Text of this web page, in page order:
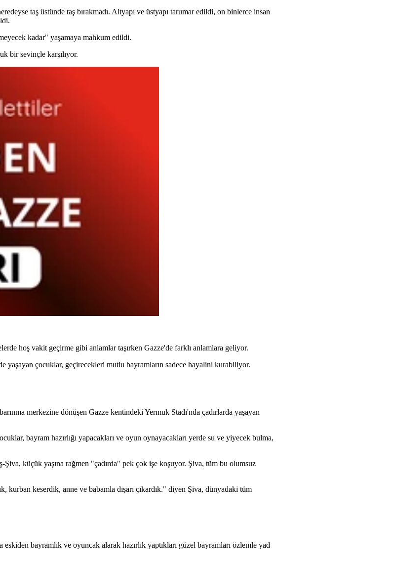
taş üstünde taş bırakmadı. Altyapı ve üstyapı tarumar edildi, on binlerce insan
kadar" yaşamaya mahkum edildi.
bir sevinçle karşılıyor.
hoş vakit geçirme gibi anlamlar taşırken Gazze'de farklı anlamlara geliyor.
yaşayan çocuklar, geçirecekleri mutlu bayramların sadece hayalini kurabiliyor.
merkezine dönüşen Gazze kentindeki Yermuk Stadı'nda çadırlarda yaşayan
bayram hazırlığı yapacakları ve oyun oynayacakları yerde su ve yiyecek bulma,
küçük yaşına rağmen "çadırda" pek çok işe koşuyor. Şiva, tüm bu olumsuz
kurban keserdik, anne ve babamla dışarı çıkardık." diyen Şiva, dünyadaki tüm
bayramlık ve oyuncak alarak hazırlık yaptıkları güzel bayramları özlemle yad